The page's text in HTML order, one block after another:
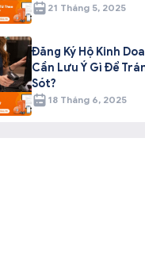
21 Tháng 5, 2025
Đăng Ký Hộ Kinh
Cần Lưu Ý Gì Để
Sót?
18 Tháng 6, 2025